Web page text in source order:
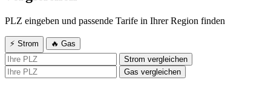
PLZ eingeben und passende Tarife in Ihrer Region finden
⚡ Strom
🔥 Gas
Strom vergleichen
Gas vergleichen